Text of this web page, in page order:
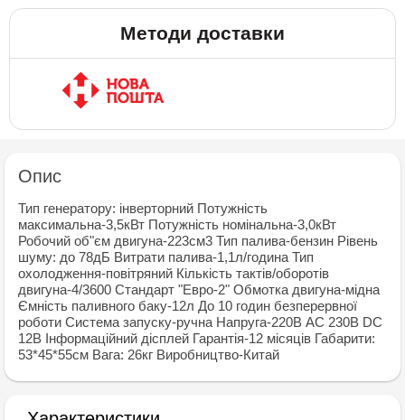
Методи доставки
Опис
Тип генератору: iнверторний Потужнiсть
максимальна-3,5кВт Потужнiсть номiнальна-3,0кВт
Робочий об"єм двигуна-223см3 Тип палива-бензин Рiвень
шуму: до 78дБ Витрати палива-1,1л/година Тип
охолодження-повiтряний Кiлькiсть тактiв/оборотiв
двигуна-4/3600 Стандарт "Евро-2" Обмотка двигуна-мiдна
Ємнiсть паливного баку-12л До 10 годин безперервної
роботи Система запуску-ручна Напруга-220В АС 230В DC
12B Iнформацiйний дiсплей Гарантiя-12 мiсяцiв Габарити:
53*45*55см Вага: 26кг Виробництво-Китай